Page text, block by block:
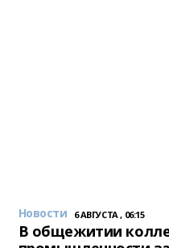
Новости 6 АВГУСТА , 06:15
В общежитии